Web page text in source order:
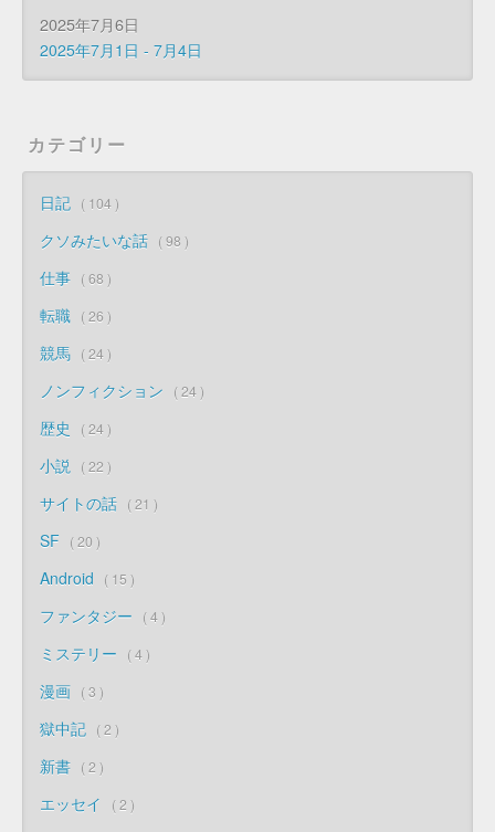
2025年7月6日
2025年7月1日 - 7月4日
カテゴリー
日記 104
クソみたいな話 98
仕事 68
転職 26
競馬 24
ノンフィクション 24
歴史 24
小説 22
サイトの話 21
SF 20
Android 15
ファンタジー 4
ミステリー 4
漫画 3
獄中記 2
新書 2
エッセイ 2